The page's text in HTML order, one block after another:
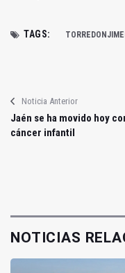
TAGS:
Noticia Anterior
Jaén se ha movido hoy
cáncer infantil
NOTICIAS